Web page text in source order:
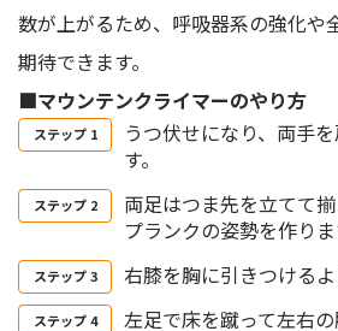
数が上がるため、呼吸器系の強化や
期待できます。
■マウンテンクライマーのやり方
うつ伏せになり、両手
す。
両足はつま先を立てて
プランクの姿勢を作りま
右膝を胸に引きつけるよ
左足で床を蹴って左右